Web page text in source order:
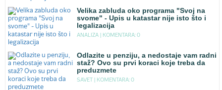
Velika zabluda oko programa "Svoj na
svome" - Upis u katastar nije isto što i
legalizacija
ANALIZA | KOMENTARA: 0
Odlazite u penziju, a nedostaje vam radni
staž? Ovo su prvi koraci koje treba da
preduzmete
SAVET | KOMENTARA: 0